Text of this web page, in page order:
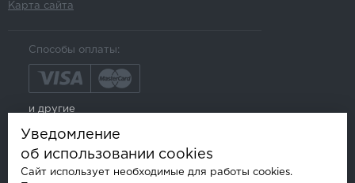
Карта сайта
Способы оплаты:
и другие
Уведомление
об использовании cookies
Сайт использует необходимые для работы cookies.